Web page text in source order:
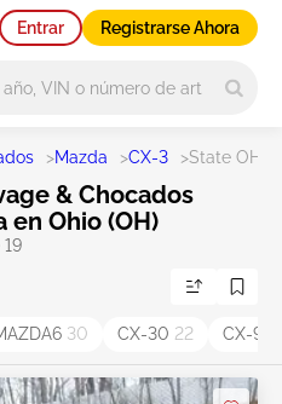
Entrar Registrarse Ahora
>Mazda >CX-3 >State OH
& Chocados
en Ohio (OH)
30 CX-30 22 CX-9